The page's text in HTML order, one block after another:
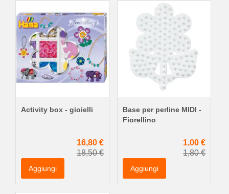
Activity box - gioielli
16,80 €
18,50 €
Aggiungi
Base per perline MIDI -
Fiorellino
1,00 €
1,80 €
Aggiungi